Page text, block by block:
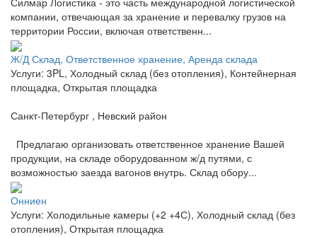
компании, отвечающая за хранение и перевалку грузов на
территории России, включая ответственн...
Ж/Д Склад, Ответственное хранение, Аренда склада
Услуги: 3PL, Холодный склад (без отопления), Контейнерная
площадка, Открытая площадка
Санкт-Петербург , Невский район
Предлагаю организовать ответственное хранение Вашей
продукции, на складе оборудованном ж/д путями, с
возможностью заезда вагонов внутрь. Склад обору...
Онниен
Услуги: Холодильные камеры (+2 +4С), Холодный склад (без
отопления), Открытая площадка